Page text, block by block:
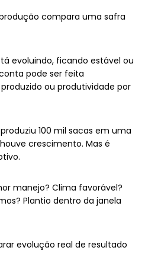
compara uma safra
evoluindo, ficando estável ou
pode ser feita
ou produtividade por
100 mil sacas em uma
crescimento. Mas é
manejo? Clima favorável?
Plantio dentro da janela
evolução real de resultado